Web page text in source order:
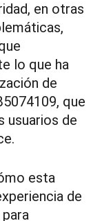
en otras
lo que ha
de
que
usuarios de
esta
de